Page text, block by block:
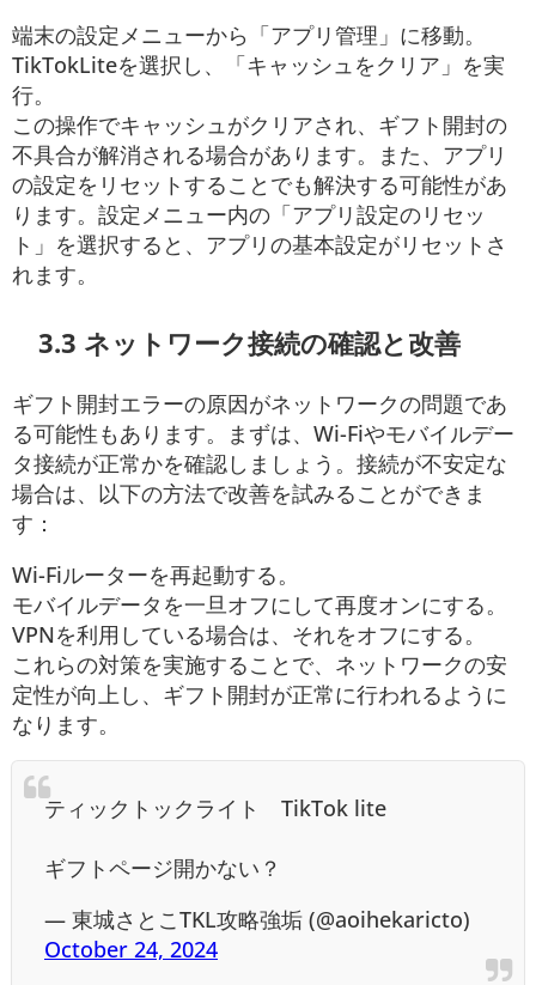
端末の設定メニューから「アプリ管理」に移動。
TikTokLiteを選択し、「キャッシュをクリア」を実
行。
この操作でキャッシュがクリアされ、ギフト開封の
不具合が解消される場合があります。また、アプリ
の設定をリセットすることでも解決する可能性があ
ります。設定メニュー内の「アプリ設定のリセッ
ト」を選択すると、アプリの基本設定がリセットさ
れます。
3.3 ネットワーク接続の確認と改善
ギフト開封エラーの原因がネットワークの問題であ
る可能性もあります。まずは、Wi-Fiやモバイルデー
タ接続が正常かを確認しましょう。接続が不安定な
場合は、以下の方法で改善を試みることができま
す：
Wi-Fiルーターを再起動する。
モバイルデータを一旦オフにして再度オンにする。
VPNを利用している場合は、それをオフにする。
これらの対策を実施することで、ネットワークの安
定性が向上し、ギフト開封が正常に行われるように
なります。
ティックトックライト TikTok lite
ギフトページ開かない？
— 東城さとこTKL攻略強垢 (@aoihekaricto)
October 24, 2024